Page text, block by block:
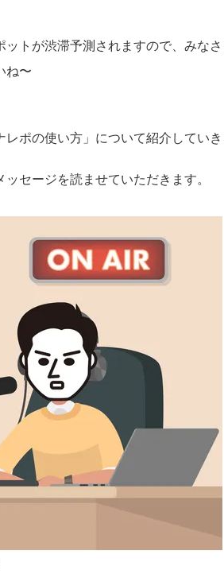
トが渋滞予測されますので、みな
ね〜
ポの使い方」について紹介していき
セージを読ませていただきます。